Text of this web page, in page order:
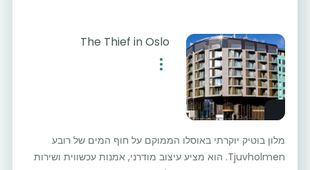
The Thief in Oslo
מלון בוטיק יוקרתי באוסלו הממוקם על חוף המים של רובע
Tjuvholmen. הוא מציע עיצוב מודרני, אמנות עכשווית ושירות